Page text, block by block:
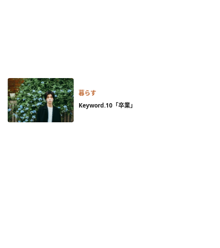
暮らす
Keyword.10「卒業」